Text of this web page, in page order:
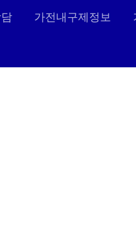
가전내구제정보